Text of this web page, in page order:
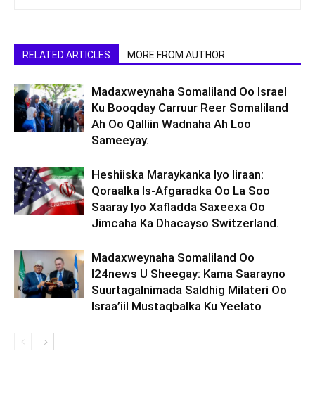
RELATED ARTICLES MORE FROM AUTHOR
Madaxweynaha Somaliland Oo Israel
Ku Booqday Carruur Reer Somaliland
Ah Oo Qalliin Wadnaha Ah Loo
Sameeyay.
Heshiiska Maraykanka Iyo Iiraan:
Qoraalka Is-Afgaradka Oo La Soo
Saaray Iyo Xafladda Saxeexa Oo
Jimcaha Ka Dhacayso Switzerland.
Madaxweynaha Somaliland Oo
I24news U Sheegay: Kama Saarayno
Suurtagalnimada Saldhig Milateri Oo
Israa’iil Mustaqbalka Ku Yeelato